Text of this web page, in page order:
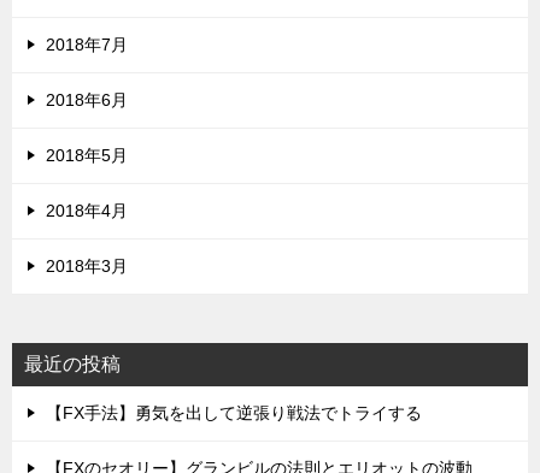
2018年7月
2018年6月
2018年5月
2018年4月
2018年3月
最近の投稿
【FX手法】勇気を出して逆張り戦法でトライする
【FXのセオリー】グランビルの法則とエリオットの波動